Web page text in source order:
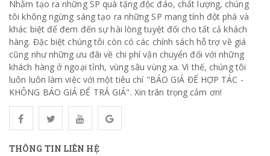
Nhằm tạo ra những SP quà tặng độc đáo, chất lượng, chúng
tôi không ngừng sáng tạo ra những SP mang tính đột phá và
khác biệt để đem đến sự hài lòng tuyệt đối cho tất cả khách
hàng. Đặc biệt chúng tôi còn có các chính sách hỗ trợ về giá
cũng như những ưu đãi về chi phí vận chuyển đối với những
khách hàng ở ngoại tỉnh, vùng sâu vùng xa. Vì thế, chúng tôi
luôn luôn làm việc với một tiêu chí "BÁO GIÁ ĐỂ HỢP TÁC -
KHÔNG BÁO GIÁ ĐỂ TRẢ GIÁ". Xin trân trọng cảm ơn!
THÔNG TIN LIÊN HỆ